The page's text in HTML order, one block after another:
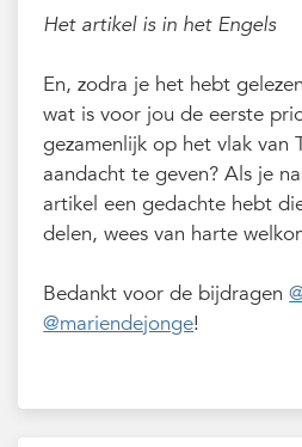
Het artikel is in het Engels
En, zodra je het hebt
wat is voor jou de eerste
gezamenlijk op het vlak van
aandacht te geven? Als je
artikel een gedachte hebt
delen, wees van harte
Bedankt voor de bijdragen
@mariendejonge!